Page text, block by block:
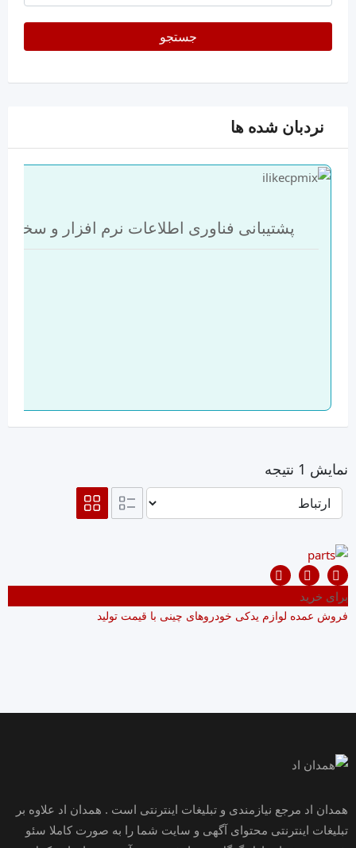
جستجو
نردبان شده ها
پشتیبانی فناوری اطلاعات نرم افزار و سخت
نمایش 1 نتیجه
برای خرید
فروش عمده لوازم یدکی خودروهای چینی با قیمت تولید
همدان اد مرجع نیازمندی و تبلیغات اینترنتی است . همدان اد علاوه بر
تبلیغات اینترنتی محتوای آگهی و سایت شما را به صورت کاملا سئو